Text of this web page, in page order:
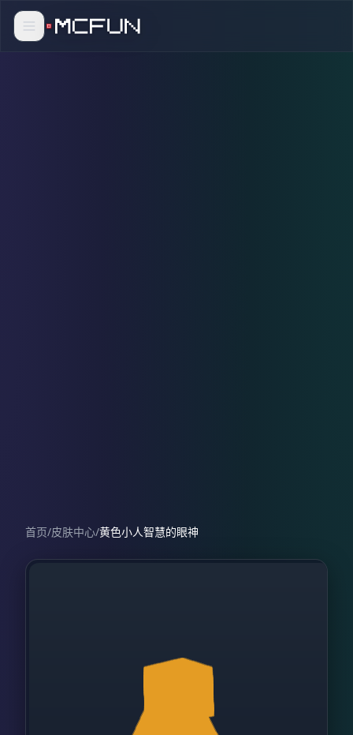
首页/皮肤中心/黄色小人智慧的眼神